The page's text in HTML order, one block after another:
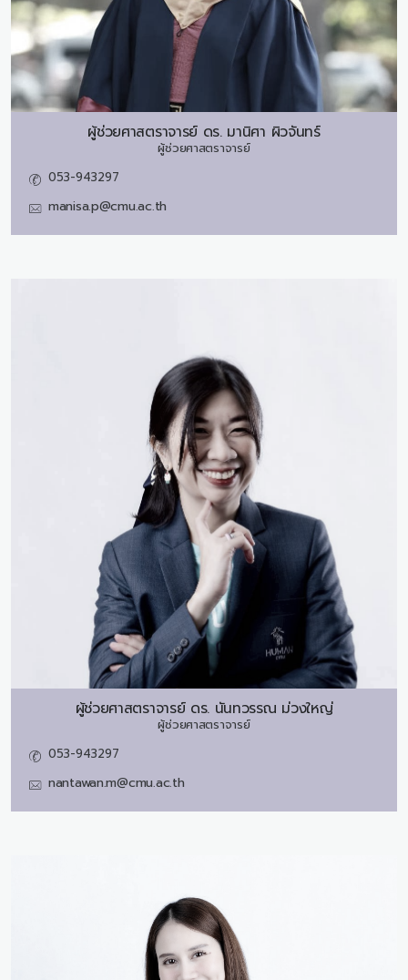
ผู้ช่วยศาสตราจารย์ ดร. มานิศา ผิวจันทร์
ผู้ช่วยศาสตราจารย์
053-943297
manisa.p@cmu.ac.th
ผู้ช่วยศาสตราจารย์ ดร. นันทวรรณ ม่วงใหญ่
ผู้ช่วยศาสตราจารย์
053-943297
nantawan.m@cmu.ac.th